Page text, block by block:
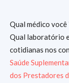
Qual médico
Qual laboratório
cotidianas nos
Saúde
dos Prestadores